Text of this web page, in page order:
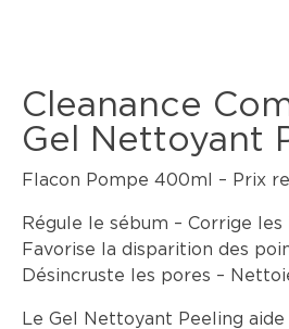
Cleanance
Gel Nettoyant
Flacon Pompe 400ml – Prix
Régule le sébum – Corrige
Favorise la disparition des
Désincruste les pores –
Le Gel Nettoyant Peeling aide